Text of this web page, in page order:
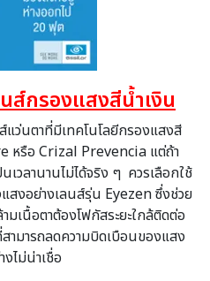
ส์กรองแสงสีน้ำเงิน
แว่นตาที่มีเทคโนโลยีกรองแสงสี
หรือ Crizal Prevencia แต่ถ้า
นเวลานานไม่ได้จริง ๆ ควรเลือกใช้
สงอย่างเลนส์รุ่น Eyezenซึ่งช่วย
มเนื้อตาต้องโฟกัสระยะใกล้ติดต่อ
ามารถลดความบิดเบือนของแสง
งไม่น่าเชื่อ